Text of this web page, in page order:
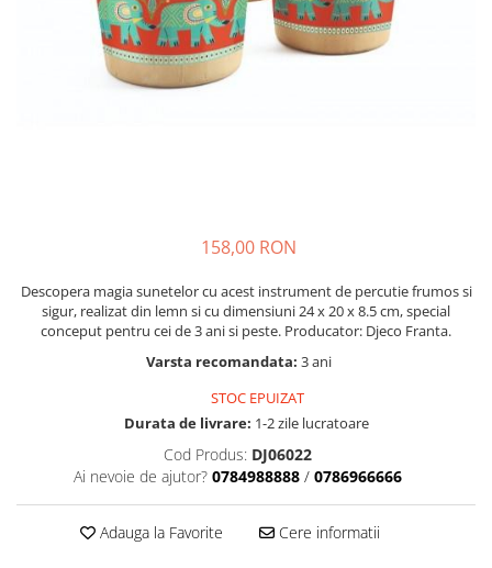
Nisip kinetic
Jucarii interactive
Proiector pentru copii
Banc de lucru pentru copii
Casa de papusi
Bormasina magica
Costum Halloween Copii
Animale de jucarie
Figurine cu animale domestice
Figurine plus
Cadou copii 8 ani
Cadou copii 9 ani
Cadou copii 10 ani
158,00 RON
Descopera magia sunetelor cu acest instrument de percutie frumos si
sigur, realizat din lemn si cu dimensiuni 24 x 20 x 8.5 cm, special
conceput pentru cei de 3 ani si peste. Producator: Djeco Franta.
Varsta recomandata: 3 ani
STOC EPUIZAT
Durata de livrare: 1-2 zile lucratoare
Cod Produs: DJ06022
Ai nevoie de ajutor? 0784988888 / 0786966666
Adauga la Favorite Cere informatii